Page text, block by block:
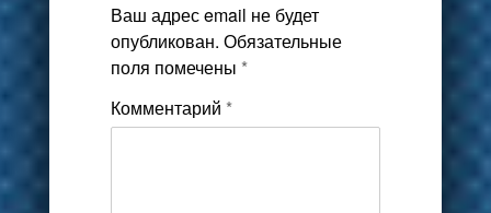
Ваш адрес email не будет
опубликован. Обязательные
поля помечены *
Комментарий *